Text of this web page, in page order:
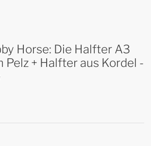
Horse: Die Halfter A3
Pelz + Halfter aus Kordel -